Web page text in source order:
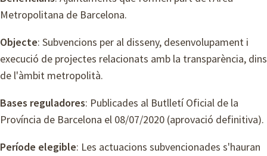
Metropolitana de Barcelona.
Objecte: Subvencions per al disseny, desenvolupament i
execució de projectes relacionats amb la transparència, dins
de l'àmbit metropolità.
Bases reguladores: Publicades al Butlletí Oficial de la
Província de Barcelona el 08/07/2020 (aprovació definitiva).
Període elegible: Les actuacions subvencionades s'hauran